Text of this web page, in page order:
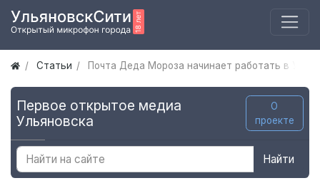
Статьи Почта Деда Мороза начинает работать в
Первое открытое медиа
Ульяновска
О
проекте
Найти